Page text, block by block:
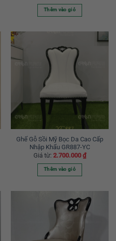
Thêm vào giỏ
Ghế Gỗ Sồi Mỹ Bọc Da Cao Cấp
Nhập Khẩu GR887-YC
Giá từ: 2.700.000 ₫
Thêm vào giỏ
phẩm
này
có